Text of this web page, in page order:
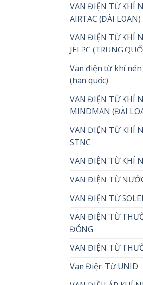
VAN ĐIỆN TỪ KHÍ
AIRTAC (ĐÀI LOAN)
VAN ĐIỆN TỪ KHÍ
JELPC (TRUNG
Van điện từ khí nén
(hàn quốc)
VAN ĐIỆN TỪ KHÍ
MINDMAN (ĐÀI
VAN ĐIỆN TỪ KHÍ
STNC
VAN ĐIỆN TỪ KHÍ
VAN ĐIỆN TỪ
VAN ĐIỆN TỪ
VAN ĐIỆN TỪ
ĐÓNG
VAN ĐIỆN TỪ
Van Điện Từ UNID